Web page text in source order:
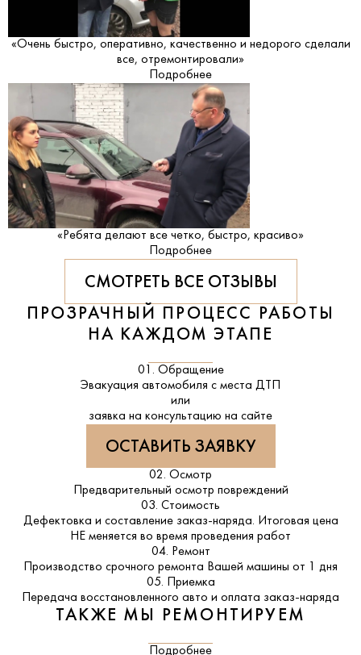
«Очень быстро, оперативно, качественно и недорого сделали
все, отремонтировали»
Подробнее
«Ребята делают все четко, быстро, красиво»
Подробнее
СМОТРЕТЬ ВСЕ ОТЗЫВЫ
ПРОЗРАЧНЫЙ ПРОЦЕСС РАБОТЫ
НА КАЖДОМ ЭТАПЕ
01. Обращение
Эвакуация автомобиля с места ДТП
или
заявка на консультацию на сайте
ОСТАВИТЬ ЗАЯВКУ
02. Осмотр
Предварительный осмотр повреждений
03. Стоимость
Дефектовка и составление заказ-наряда. Итоговая цена
НЕ меняется во время проведения работ
04. Ремонт
Производство срочного ремонта Вашей машины от 1 дня
05. Приемка
Передача восстановленного авто и оплата заказ-наряда
ТАКЖЕ МЫ РЕМОНТИРУЕМ
Подробнее